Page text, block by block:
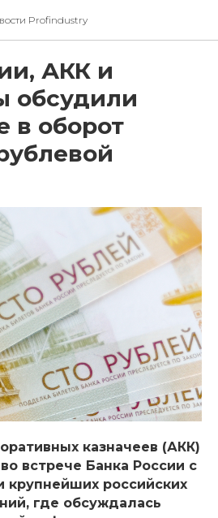
Profindustry
АКК и
обсудили
в оборот
казначеев (АКК)
встрече Банка России с
крупнейших российских
где обсуждалась